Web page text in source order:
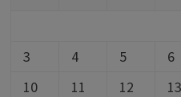
3
4 5 6
10
11 12 13